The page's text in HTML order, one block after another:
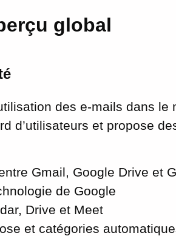
global
des e-mails dans le
d’utilisateurs et propose
Gmail, Google Drive et
de Google
Drive et Meet
et catégories